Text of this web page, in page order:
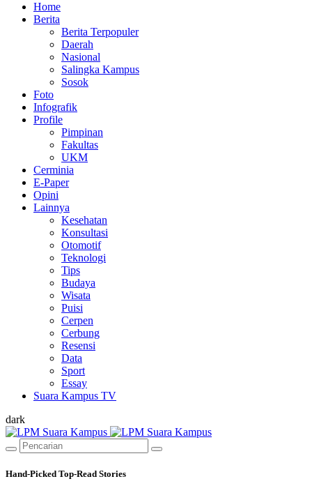
Home
Berita
Berita Terpopuler
Daerah
Nasional
Salingka Kampus
Sosok
Foto
Infografik
Profile
Pimpinan
Fakultas
UKM
Cerminia
E-Paper
Opini
Lainnya
Kesehatan
Konsultasi
Otomotif
Teknologi
Tips
Budaya
Wisata
Puisi
Cerpen
Cerbung
Resensi
Data
Sport
Essay
Suara Kampus TV
dark
Hand-Picked Top-Read Stories